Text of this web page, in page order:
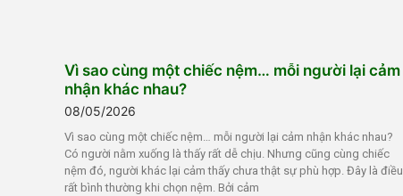
Vì sao cùng một chiếc nệm… mỗi người lại cảm
nhận khác nhau?
08/05/2026
Vì sao cùng một chiếc nệm… mỗi người lại cảm nhận khác nhau?
Có người nằm xuống là thấy rất dễ chịu. Nhưng cũng cùng chiếc
nệm đó, người khác lại cảm thấy chưa thật sự phù hợp. Đây là điều
rất bình thường khi chọn nệm. Bởi cảm